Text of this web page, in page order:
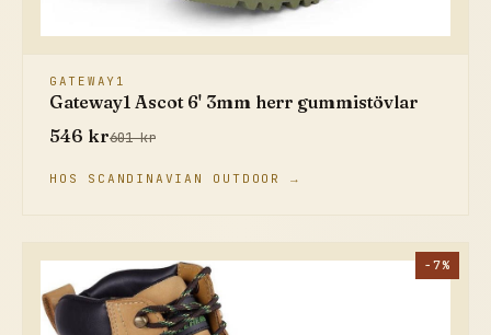
GATEWAY1
Gateway1 Ascot 6' 3mm herr gummistövlar
546 kr601 kr
HOS SCANDINAVIAN OUTDOOR →
−7%